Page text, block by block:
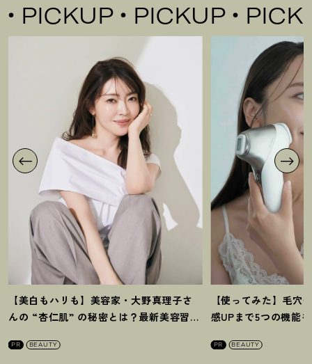
PICKUP PICKUP
【美白もハリも】美容家・大野真理子さ
んの “杏仁肌” の秘密とは ？ 最新美容習慣
PR BEAUTY
【使ってみた】毛穴
感UPまで5つの機能
PR BEAUTY